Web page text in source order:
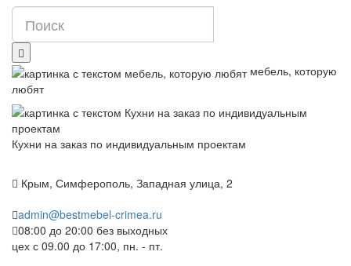
мебель, которую
любят
Кухни на заказ по индивидуальным проектам
Крым, Симферополь, Западная улица, 2
admin@bestmebel-crimea.ru
08:00 до 20:00 без выходных
цех с 09.00 до 17:00, пн. - пт.